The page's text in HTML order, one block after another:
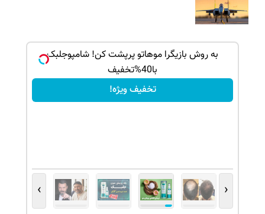
به روش بازیگرا موهاتو پرپشت کن! شامپوجلبک
با40%تخفیف
تخفیف ویژه!
‹
›